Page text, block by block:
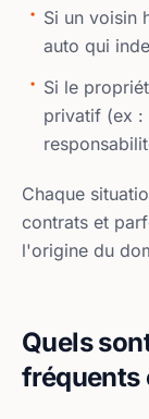
Si un voisin
auto qui
Si le
privatif (ex :
Chaque
contrats et
l'origine du
Quels
fréquents